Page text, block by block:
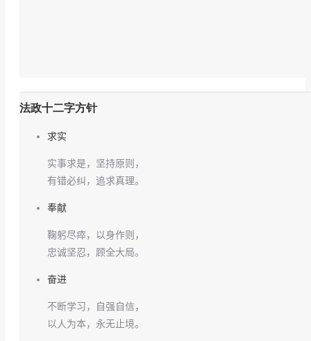
法政十二字方针
求实
实事求是，坚持原则，
有错必纠，追求真理。
奉献
鞠躬尽瘁，以身作则，
忠诚坚忍，顾全大局。
奋进
不断学习，自强自信，
以人为本，永无止境。